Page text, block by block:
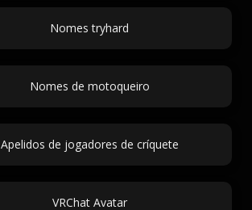
Nomes tryhard
Nomes de motoqueiro
Apelidos de jogadores de críquete
VRChat Avatar